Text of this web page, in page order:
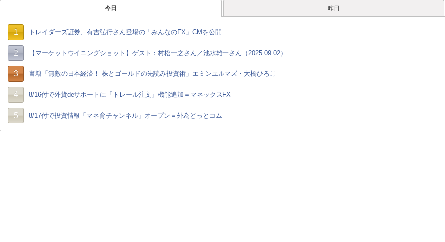
今日 昨日
1 トレイダーズ証券、有吉弘行さん登場の「みんなのFX」CMを公開
2 【マーケットウイニングショット】ゲスト：村松一之さん／池水雄一さん（2025.09.02）
3 書籍「無敵の日本経済！ 株とゴールドの先読み投資術」エミンユルマズ・大橋ひろこ
4 8/16付で外貨deサポートに「トレール注文」機能追加＝マネックスFX
5 8/17付で投資情報「マネ育チャンネル」オープン＝外為どっとコム